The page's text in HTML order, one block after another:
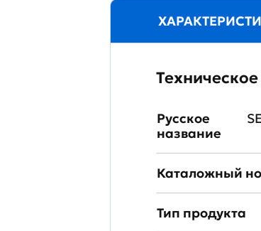
Русское
название
Каталожный
Тип продукта